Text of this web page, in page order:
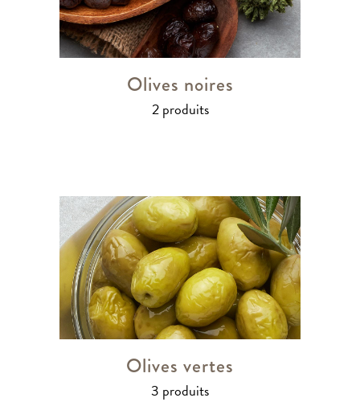
Olives noires
2 produits
Olives vertes
3 produits